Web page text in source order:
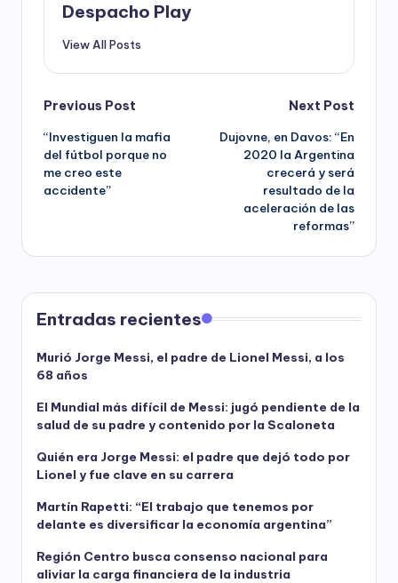
Despacho Play
View All Posts
Post
navigation
Previous Post
“Investiguen la mafia
del fútbol porque no
me creo este
accidente”
Next Post
Dujovne, en Davos: “En
2020 la Argentina
crecerá y será
resultado de la
aceleración de las
reformas”
Entradas recientes
Murió Jorge Messi, el padre de Lionel Messi, a los
68 años
El Mundial más difícil de Messi: jugó pendiente de la
salud de su padre y contenido por la Scaloneta
Quién era Jorge Messi: el padre que dejó todo por
Lionel y fue clave en su carrera
Martín Rapetti: “El trabajo que tenemos por
delante es diversificar la economía argentina”
Región Centro busca consenso nacional para
aliviar la carga financiera de la industria